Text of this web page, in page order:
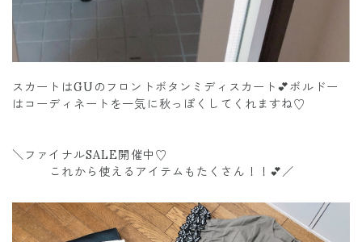
スカートはGUのフロントボタンミディスカート💕ボルドー
はコーディネートを一気に秋っぽくしてくれますね♡
＼ファイナルSALE開催中♡
これから使えるアイテムもたくさん！！💕／